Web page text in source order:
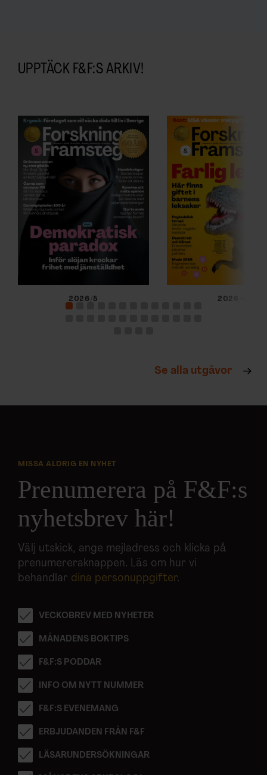
UPPTÄCK F&F:S ARKIV!
2026/5 2026/4
Se alla utgåvor
MISSA ALDRIG EN NYHET
Prenumerera på F&F:s
nyhetsbrev här!
Välj utskick, ange mejladress och klicka på
prenumereraknappen. Läs om hur vi
behandlar dina personuppgifter.
VECKOBREV MED NYHETER
MÅNADENS BOKTIPS
F&F:S PODDAR
INFO OM NYTT NUMMER
F&F:S EVENEMANG
ERBJUDANDEN FRÅN F&F
LÄSARUNDERSÖKNINGAR